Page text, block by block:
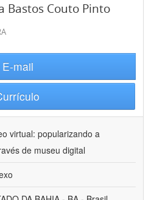
Bastos Couto Pinto
E-mail
virtual: popularizando a
de museu digital